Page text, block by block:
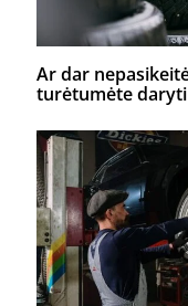
Ar dar
turėtumėte